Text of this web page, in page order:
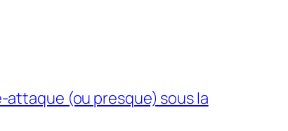
attaque (ou presque) sous la